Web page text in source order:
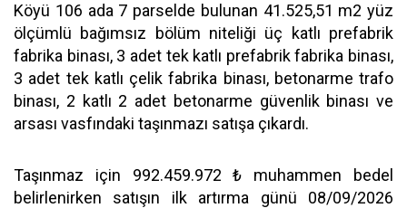
Köyü 106 ada 7 parselde bulunan 41.525,51 m2 yüz
ölçümlü bağımsız bölüm niteliği üç katlı prefabrik
fabrika binası, 3 adet tek katlı prefabrik fabrika binası,
3 adet tek katlı çelik fabrika binası, betonarme trafo
binası, 2 katlı 2 adet betonarme güvenlik binası ve
arsası vasfındaki taşınmazı satışa çıkardı.
Taşınmaz için 992.459.972 ₺ muhammen bedel
belirlenirken satışın ilk artırma günü 08/09/2026